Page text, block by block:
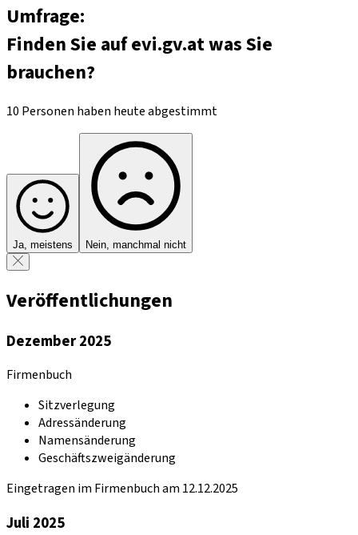
Umfrage:
Finden Sie auf evi.gv.at was Sie
brauchen?
10 Personen haben heute abgestimmt
Ja, meistens Nein, manchmal nicht
Veröffentlichungen
Dezember 2025
Firmenbuch
Sitzverlegung
Adressänderung
Namensänderung
Geschäftszweigänderung
Eingetragen im Firmenbuch am 12.12.2025
Juli 2025